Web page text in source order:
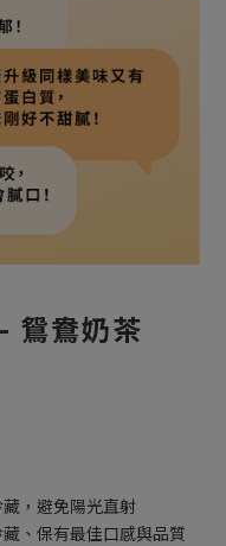
鴛鴦奶茶
藏，避免陽光直射
、保有最佳口感與品質